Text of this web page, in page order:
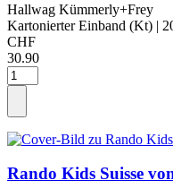
Hallwag Kümmerly+Frey
Kartonierter Einband (Kt) |
CHF
30.90
Rando Kids Suisse